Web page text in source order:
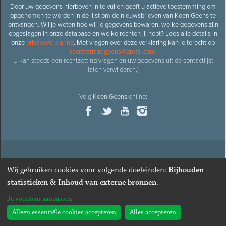
Door uw gegevens hierboven in te vullen geeft u actieve toestemming om
opgenomen te worden in de lijst om de nieuwsbrieven van Koen Geens te
ontvangen. Wil je weten hoe wij je gegevens bewaren, welke gegevens zijn
opgeslagen in onze database en welke rechten jij hebt? Lees alle details in
onze privacyverklaring. Met vragen over deze verklaring kan je terecht op
secretariaat.geens@gmail.com.
U kan steeds een rechtzetting vragen en uw gegevens uit de contactlijst
laten verwijderen.)
Volg Koen Geensonline:
© 2026Oud-minister en ere-volksvertegenwoordiger Koen
· Alle rechten voorbehouden · Cookies wijzigen
Webdesign&website ontwikkelingdoor Zenjoy in Leuven
Wij gebruiken cookies voor volgende doeleinden: Bijhouden
statistieken & Inhoud van externe bronnen.
Je voorkeur aanpassen
Alleen essentiële cookies accepteren
Alles accepteren